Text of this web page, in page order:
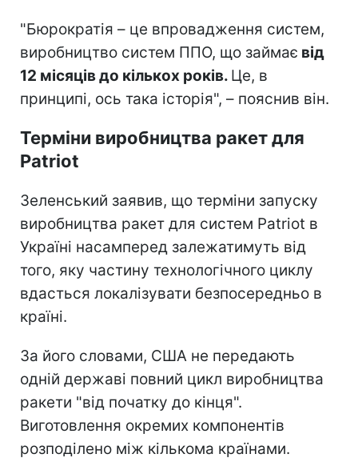
"Бюрократія – це впровадження систем,
виробництво систем ППО, що займає від
12 місяців до кількох років. Це, в
принципі, ось така історія", – пояснив він.
Терміни виробництва ракет для
Patriot
Зеленський заявив, що терміни запуску
виробництва ракет для систем Patriot в
Україні насамперед залежатимуть від
того, яку частину технологічного циклу
вдасться локалізувати безпосередньо в
країні.
За його словами, США не передають
одній державі повний цикл виробництва
ракети "від початку до кінця".
Виготовлення окремих компонентів
розподілено між кількома країнами.